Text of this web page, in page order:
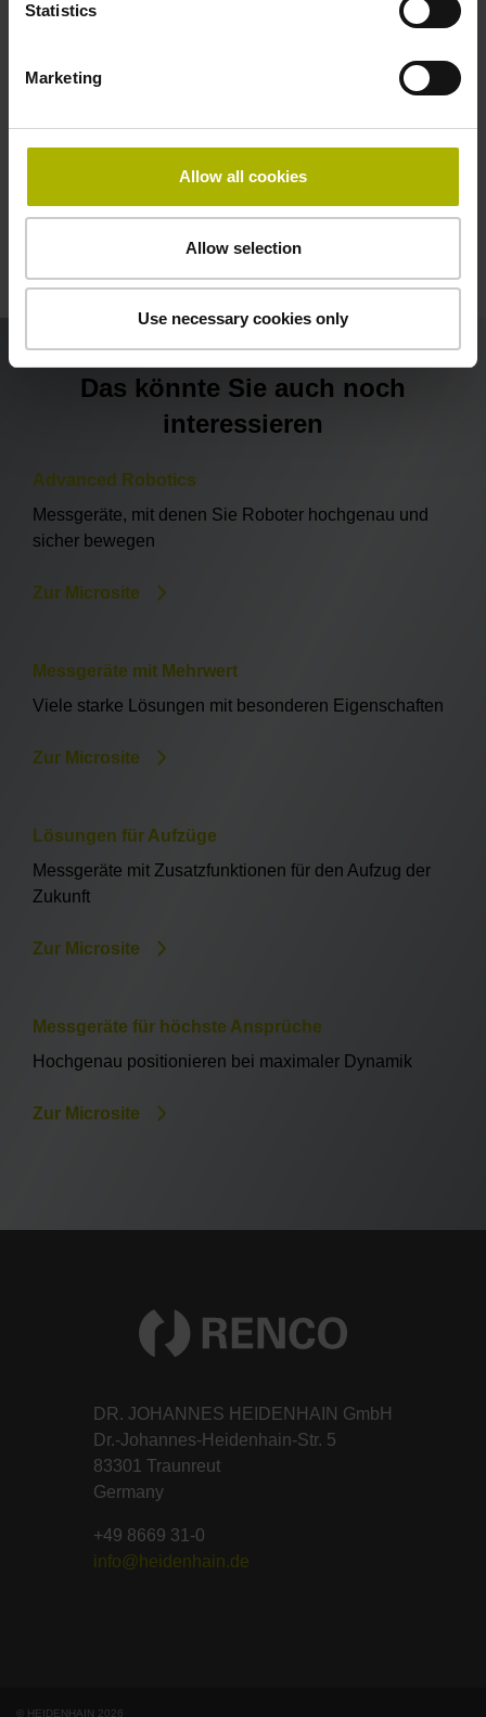
Statistics
Marketing
Allow all cookies
Allow selection
Use necessary cookies only
Messgeräten. HEIDENHAIN entwickelt
Winkelmessgeräte, Drehgeber,
Positionsanzeigen und numerische
Steuerungen für anspruchsvolle
Positionieraufgaben.
Das könnte Sie auch noch
interessieren
Advanced Robotics
Messgeräte, mit denen Sie Roboter hochgenau und
sicher bewegen
Zur Microsite
Messgeräte mit Mehrwert
Viele starke Lösungen mit besonderen Eigenschaften
Zur Microsite
Lösungen für Aufzüge
Messgeräte mit Zusatzfunktionen für den Aufzug der
Zukunft
Zur Microsite
Messgeräte für höchste Ansprüche
Hochgenau positionieren bei maximaler Dynamik
Zur Microsite
DR. JOHANNES HEIDENHAIN GmbH
Dr.-Johannes-Heidenhain-Str. 5
83301 Traunreut
Germany
+49 8669 31-0
info@heidenhain.de
© HEIDENHAIN 2026